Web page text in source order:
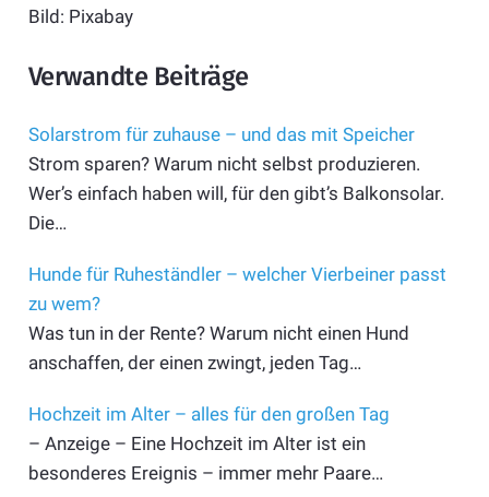
Bild: Pixabay
Verwandte Beiträge
Solarstrom für zuhause – und das mit Speicher
Strom sparen? Warum nicht selbst produzieren.
Wer’s einfach haben will, für den gibt’s Balkonsolar.
Die…
Hunde für Ruheständler – welcher Vierbeiner passt
zu wem?
Was tun in der Rente? Warum nicht einen Hund
anschaffen, der einen zwingt, jeden Tag…
Hochzeit im Alter – alles für den großen Tag
– Anzeige – Eine Hochzeit im Alter ist ein
besonderes Ereignis – immer mehr Paare…